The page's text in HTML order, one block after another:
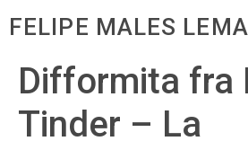
FELIPE MALES LEMA
Difformita fra
Tinder – La